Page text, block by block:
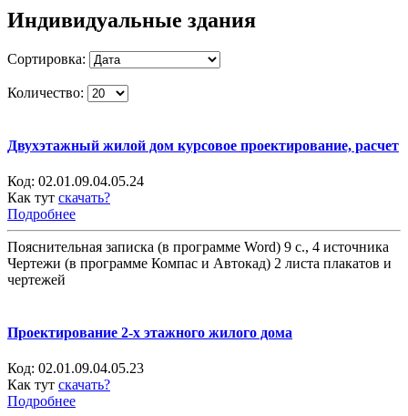
Индивидуальные здания
Сортировка:
Количество:
Двухэтажный жилой дом курсовое проектирование, расчет
Код: 02.01.09.04.05.24
Как тут скачать?
Подробнее
Пояснительная записка (в программе Word) 9 с., 4 источника
Чертежи (в программе Компас и Автокад) 2 листа плакатов и
чертежей
Проектирование 2-х этажного жилого дома
Код: 02.01.09.04.05.23
Как тут скачать?
Подробнее